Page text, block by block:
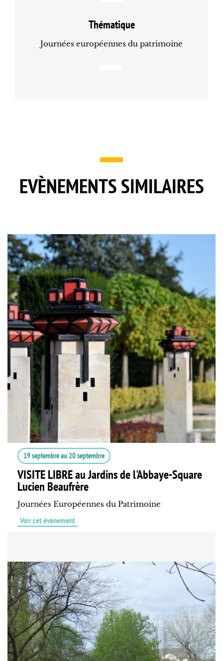
Thématique
Journées européennes du patrimoine
EVÈNEMENTS SIMILAIRES
19 septembreau 20 septembre
VISITE LIBRE au Jardins de l'Abbaye-Square
Lucien Beaufrère
Journées Européennes du Patrimoine
Voir cet événement